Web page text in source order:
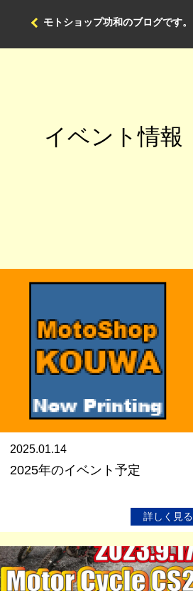
モトショップ功和のブログです。
イベント情報
2025.01.14
2025年のイベント予定
詳しく見る